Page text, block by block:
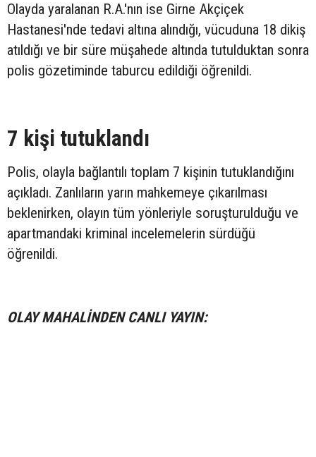
Olayda yaralanan R.A.'nın ise Girne Akçiçek
Hastanesi'nde tedavi altına alındığı, vücuduna 18 dikiş
atıldığı ve bir süre müşahede altında tutulduktan sonra
polis gözetiminde taburcu edildiği öğrenildi.
7 kişi tutuklandı
Polis, olayla bağlantılı toplam 7 kişinin tutuklandığını
açıkladı. Zanlıların yarın mahkemeye çıkarılması
beklenirken, olayın tüm yönleriyle soruşturulduğu ve
apartmandaki kriminal incelemelerin sürdüğü
öğrenildi.
OLAY MAHALİNDEN CANLI YAYIN: